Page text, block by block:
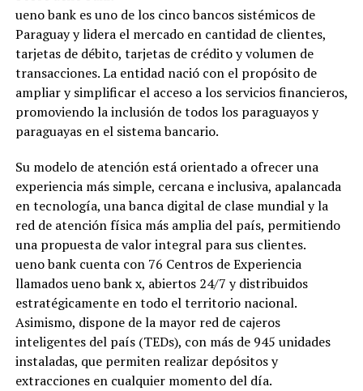
ueno bank es uno de los cinco bancos sistémicos de
Paraguay y lidera el mercado en cantidad de clientes,
tarjetas de débito, tarjetas de crédito y volumen de
transacciones. La entidad nació con el propósito de
ampliar y simplificar el acceso a los servicios financieros,
promoviendo la inclusión de todos los paraguayos y
paraguayas en el sistema bancario.
Su modelo de atención está orientado a ofrecer una
experiencia más simple, cercana e inclusiva, apalancada
en tecnología, una banca digital de clase mundial y la
red de atención física más amplia del país, permitiendo
una propuesta de valor integral para sus clientes.
ueno bank cuenta con 76 Centros de Experiencia
llamados ueno bank x, abiertos 24/7 y distribuidos
estratégicamente en todo el territorio nacional.
Asimismo, dispone de la mayor red de cajeros
inteligentes del país (TEDs), con más de 945 unidades
instaladas, que permiten realizar depósitos y
extracciones en cualquier momento del día.